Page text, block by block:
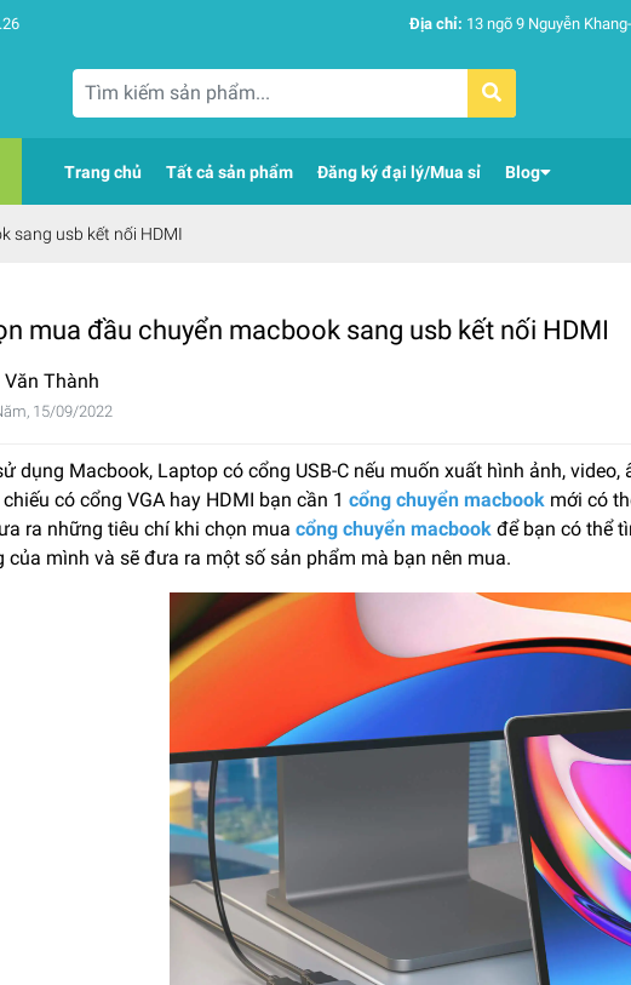
Địa chỉ: 13 ngõ 9 Nguyễn
Trang chủ Tất cả sản phẩm Đăng ký đại lý/Mua sỉ Blog
sang usb kết nối HDMI
mua đầu chuyển macbook sang usb kết nối HDMI
Văn Thành
15/09/2022
dụng Macbook, Laptop có cổng USB-C nếu muốn xuất hình ảnh,
có cổng VGA hay HDMI bạn cần 1 cổng chuyển macbook mới có
ra những tiêu chí khi chọn mua cổng chuyển macbook để bạn có thể
của mình và sẽ đưa ra một số sản phẩm mà bạn nên mua.